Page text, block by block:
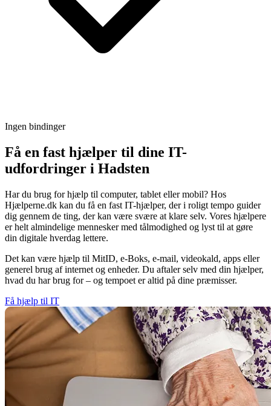
Ingen bindinger
Få en fast hjælper til dine IT-
udfordringer i Hadsten
Har du brug for hjælp til computer, tablet eller mobil? Hos
Hjælperne.dk kan du få en fast IT-hjælper, der i roligt tempo guider
dig gennem de ting, der kan være svære at klare selv. Vores hjælpere
er helt almindelige mennesker med tålmodighed og lyst til at gøre
din digitale hverdag lettere.
Det kan være hjælp til MitID, e-Boks, e-mail, videokald, apps eller
generel brug af internet og enheder. Du aftaler selv med din hjælper,
hvad du har brug for – og tempoet er altid på dine præmisser.
Få hjælp til IT